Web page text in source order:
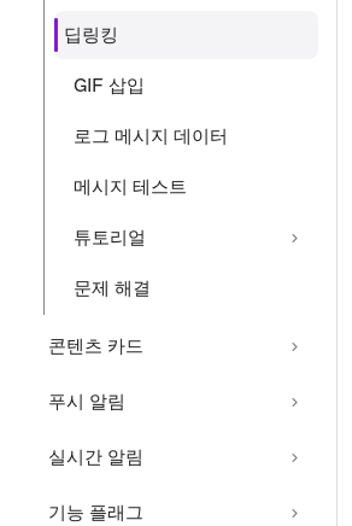
딥링킹
GIF 삽입
로그 메시지 데이터
메시지 테스트
튜토리얼
문제 해결
콘텐츠 카드
푸시 알림
실시간 알림
기능 플래그